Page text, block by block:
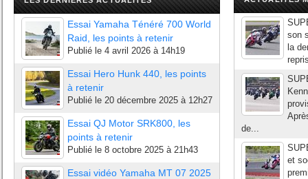
Essai Yamaha Ténéré 700 World
Raid, les points à retenir
Publié le 4 avril 2026 à 14h19
Essai Hero Hunk 440, les points
à retenir
Publié le 20 décembre 2025 à 12h27
Essai QJ Motor SRK800, les
points à retenir
Publié le 8 octobre 2025 à 21h43
Essai vidéo Yamaha MT 07 2025
son
la
de...
et